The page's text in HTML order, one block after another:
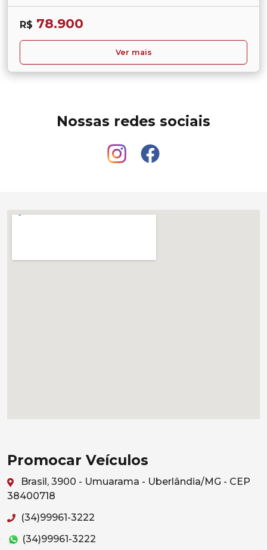
R$ 78.900
Ver mais
Nossas redes sociais
Promocar Veículos
Brasil, 3900 - Umuarama - Uberlândia/MG - CEP
38400718
(34)99961-3222
(34)99961-3222